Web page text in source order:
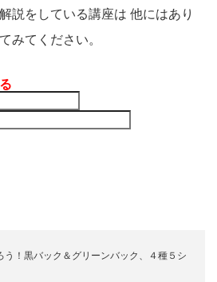
説をしている講座は 他にはあり
みてください。
う！黒バック＆グリーンバック、４種５シ